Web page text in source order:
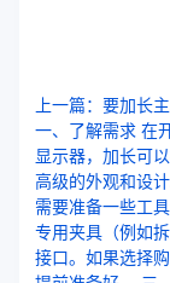
上一篇：要加长
一、了解需求 在
显示器，加长可
高级的外观和设
需要准备一些工
专用夹具（例如
接口。如果选择